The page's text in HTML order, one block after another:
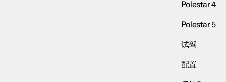
Polestar 4
Polestar 5
试驾
配置